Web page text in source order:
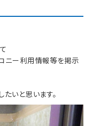
ニー利用情報等を掲示
いと思います。